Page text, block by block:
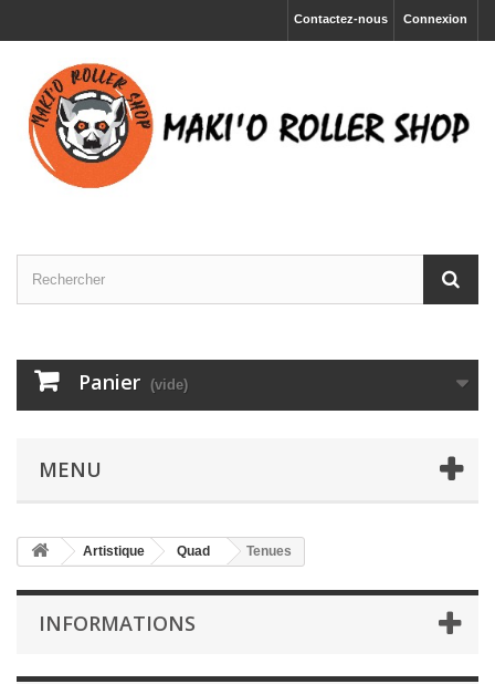
Connexion
Contactez-nous
Panier (vide)
MENU
Artistique Quad Tenues
INFORMATIONS